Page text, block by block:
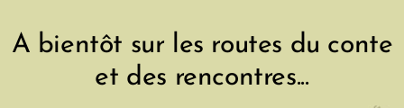
A bientôt sur les routes du conte
et des rencontres...